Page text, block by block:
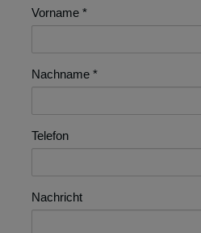
Vorname
Nachname
Telefon
Nachricht